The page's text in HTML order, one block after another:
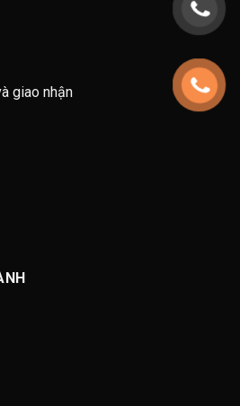
giao nhận